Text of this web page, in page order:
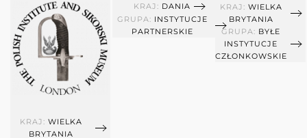
KRAJ: WIELKA
BRYTANIA
KRAJ: DANIA
GRUPA: INSTYTUCJE
PARTNERSKIE
KRAJ: WIELKA
BRYTANIA
GRUPA: BYŁE
INSTYTUCJE
CZŁONKOWSKIE